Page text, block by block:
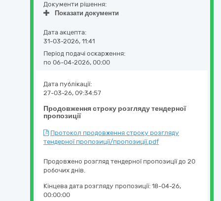
Документи рішення:
Показати документи
Дата акцепта:
31-03-2026, 11:41
Період подачі оскарження:
по 06-04-2026, 00:00
Продовження строку розгляду тендерної
пропозиції
Дата публікації:
27-03-26, 09:34:57
Протокол продовження строку розгляду
тендерної пропозиції/пропозиції.pdf
Продовжено розгляд тендерної пропозиції до 20
робочих днів.
Кінцева дата розгляду пропозиції: 18-04-26,
00:00:00